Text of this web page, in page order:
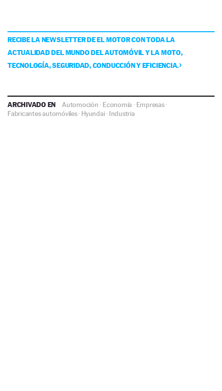
RECIBE LA NEWSLETTER DE EL MOTOR CON TODA LA
ACTUALIDAD DEL MUNDO DEL AUTOMÓVIL Y LA MOTO,
TECNOLOGÍA, SEGURIDAD, CONDUCCIÓN Y EFICIENCIA.
ARCHIVADO EN Automoción · Economía · Empresas·
Fabricantes automóviles· Hyundai· Industria